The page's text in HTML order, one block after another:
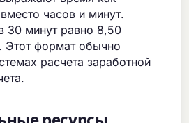
часов и минут.
30 минут равно 8,50
Этот формат обычно
расчета заработной